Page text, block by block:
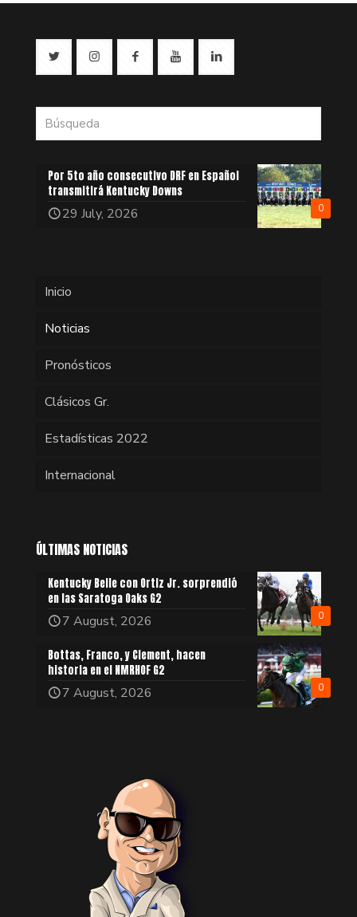
0
Por 5to año consecutivo DRF en Español
transmitirá Kentucky Downs
29 July, 2026
Inicio
Noticias
Pronósticos
Clásicos Gr.
Estadísticas 2022
Internacional
ÚLTIMAS NOTICIAS
0
Kentucky Belle con Ortiz Jr. sorprendió
en las Saratoga Oaks G2
7 August, 2026
0
Bottas, Franco, y Clement, hacen
historia en el NMRHOF G2
7 August, 2026